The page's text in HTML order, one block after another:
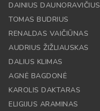
DAINIUS DAUNORAVIČIUS
TOMAS BUDRIUS
RENALDAS VAIČIŪNAS
AUDRIUS ŽIŽLIAUSKAS
DALIUS KLIMAS
AGNĖ BAGDONĖ
KAROLIS DAKTARAS
ELIGIJUS ARAMINAS